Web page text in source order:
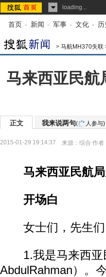
loading...
首页 - 新闻 - 军事 - 文化 - 历
> 马航MH370失联
马来西亚民航
正文 我来说两句( 人参与)
2015-01-29 19:14:37 来源： 综合 作者
马来西亚民航
开场白
女士们，先生们
1.我是马来西亚
AbdulRahman）。